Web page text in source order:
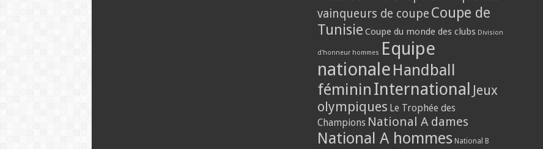
vainqueurs de coupe Coupe de
Tunisie Coupe du monde des clubs Division
d'honneur hommes Equipe
nationale Handball
féminin International Jeux
olympiques Le Trophée des
Champions National A dames
National A hommes National B